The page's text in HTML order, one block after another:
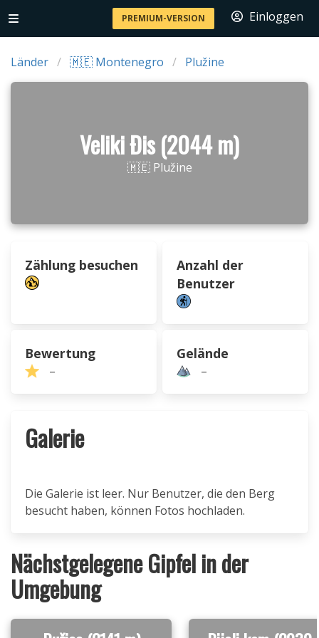
PREMIUM-VERSION Einloggen
Länder 🇲🇪 Montenegro Plužine
Veliki Đis (2044 m)
🇲🇪 Plužine
Zählung besuchen
Anzahl der
Benutzer
Bewertung
–
Gelände
–
Galerie
Die Galerie ist leer. Nur Benutzer, die den Berg
besucht haben, können Fotos hochladen.
Nächstgelegene Gipfel in der
Umgebung